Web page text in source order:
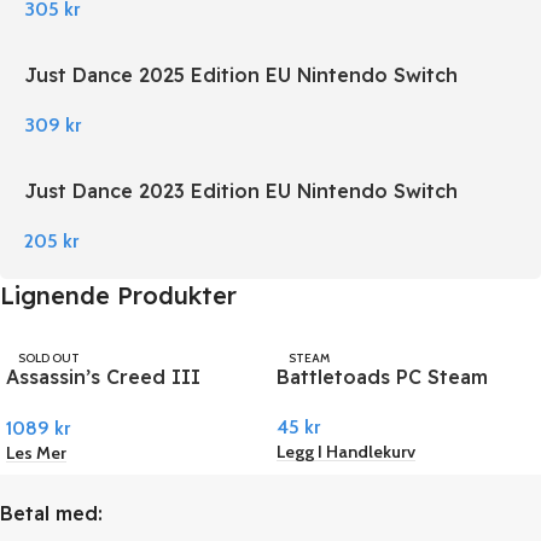
305 kr
Just Dance 2025 Edition EU Nintendo Switch
309 kr
Just Dance 2023 Edition EU Nintendo Switch
205 kr
Lignende Produkter
SOLD OUT
UBISOFT
Assassin’s Creed III
Connect
1089 kr
Les Mer
STEAM
Battletoads PC Steam
45 kr
Legg I Handlekurv
Betal med: